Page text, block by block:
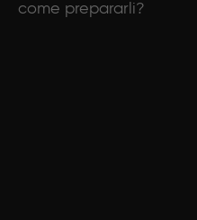
come prepararli?